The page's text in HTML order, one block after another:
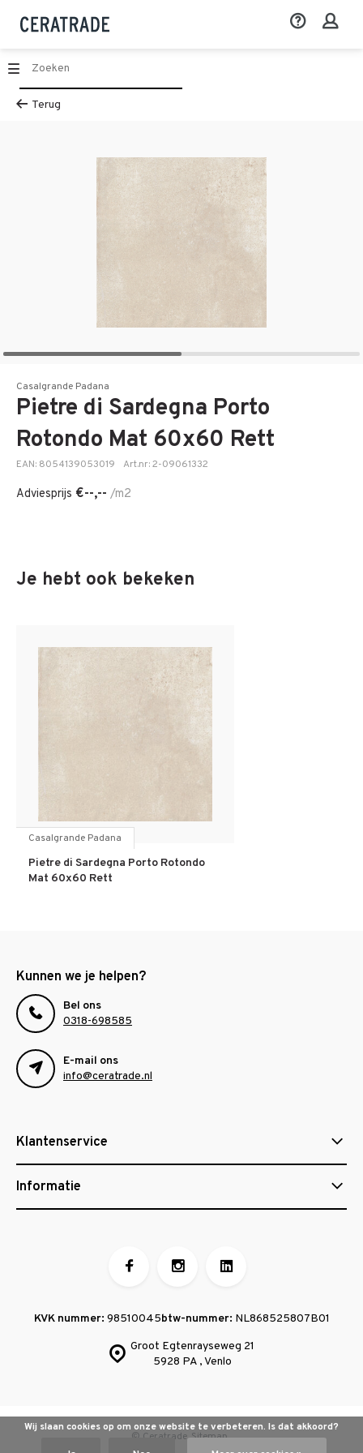
Terug
Casalgrande Padana
Pietre di Sardegna Porto
Rotondo Mat 60x60 Rett
EAN: 8054139053019 Art.nr: 2-09061332
Adviesprijs €--,-- /m2
Je hebt ook bekeken
Casalgrande Padana
Pietre di Sardegna Porto Rotondo
Mat 60x60 Rett
Kunnen we je helpen?
Bel ons
0318-698585
E-mail ons
info@ceratrade.nl
Klantenservice
Informatie
Groot Egtenrayseweg 21
5928 PA , Venlo
KVK nummer: 98510045btw-nummer: NL868525807B01
© Ceratrade Sitemap
Wij slaan cookies op om onze website te verbeteren. Is dat akkoord?